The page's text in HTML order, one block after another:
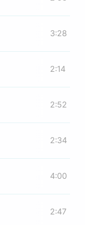
3:28
2:14
2:52
2:34
4:00
2:47